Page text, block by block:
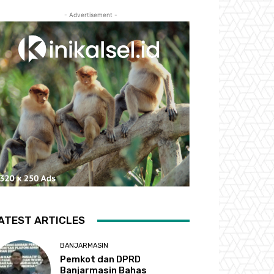
- Advertisement -
ARTICLES
BANJARMASIN
Pemkot dan DPRD
Banjarmasin Bahas